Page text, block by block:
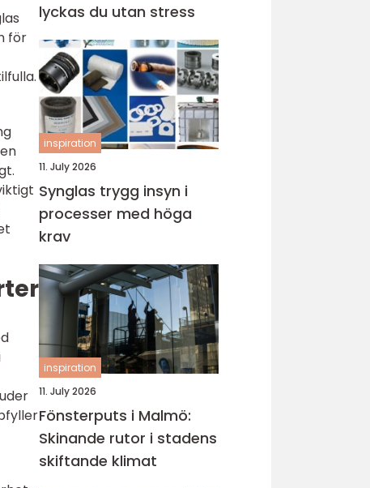
för
lyckas du utan stress
inspiration
11. July 2026
Synglas trygg insyn i
processer med höga
krav
inspiration
11. July 2026
Fönsterputs i Malmö:
Skinande rutor i stadens
skiftande klimat